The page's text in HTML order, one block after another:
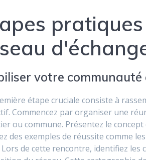
votre
étape cruciale consiste à
Commencez par organiser une
ou commune. Présentez le
des exemples de réussite comme
Lors de cette rencontre, identifiez